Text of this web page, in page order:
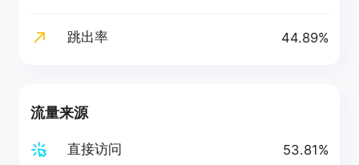
跳出率 44.89%
流量来源
直接访问 53.81%